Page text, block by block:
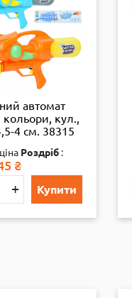
автомат
кольори, кул.,
4 см. 38315
Роздріб :
₴
+ Купити